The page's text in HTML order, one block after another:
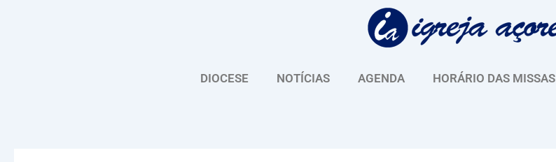
DIOCESE NOTÍCIAS AGENDA HORÁRIO DAS MISSAS